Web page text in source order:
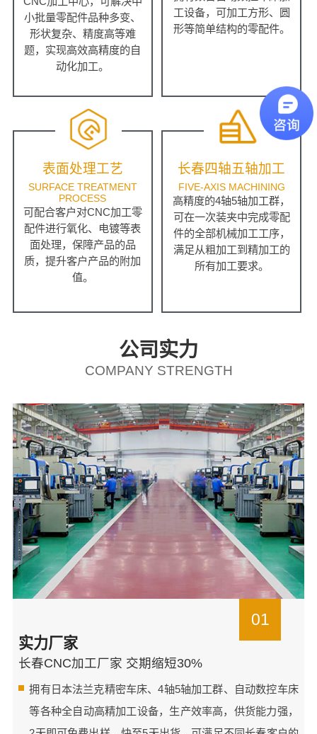
小批量零配件品种多变、
形状复杂、精度高等难
题，实现高效高精度的自
动化加工。
工设备，可加工方形、圆
形等简单结构的零配件。
表面处理工艺
SURFACE TREATMENT
PROCESS
可配合客户对CNC加工零
配件进行氧化、电镀等表
面处理，保障产品的品
质，提升客户产品的附加
值。
长春四轴五轴加工
FIVE-AXIS MACHINING
高精度的4轴5轴加工群，
可在一次装夹中完成零配
件的全部机械加工工序，
满足从粗加工到精加工的
所有加工要求。
公司实力
COMPANY STRENGTH
01
实力厂家
长春CNC加工厂家 交期缩短30%
拥有日本法兰克精密车床、4轴5轴加工群、自动数控车床
等各种全自动高精加工设备，生产效率高，供货能力强，